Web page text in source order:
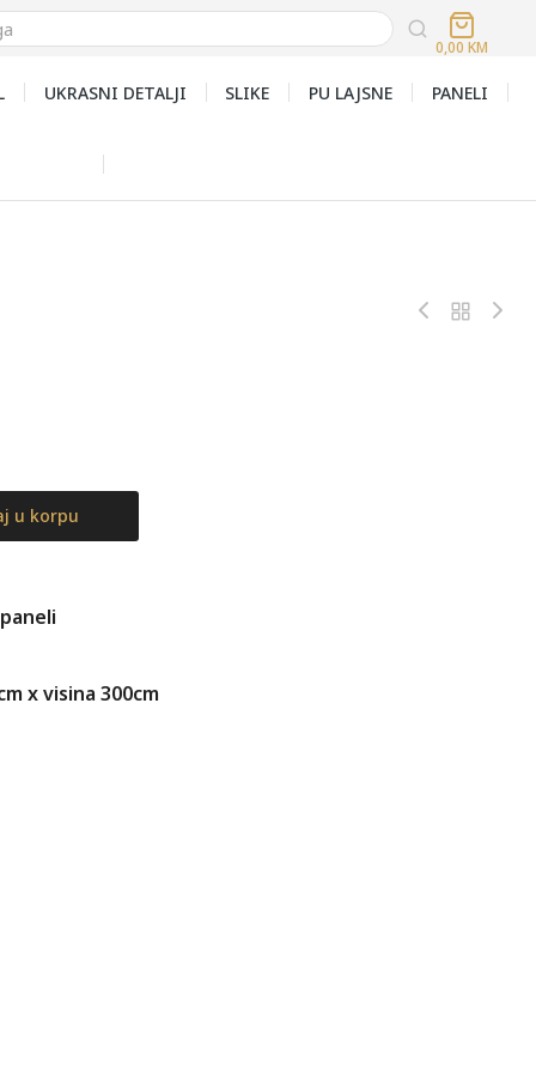
0,00 KM
UKRASNI DETALJI SLIKE PU LAJSNE PANELI
u korpu
x visina 300cm